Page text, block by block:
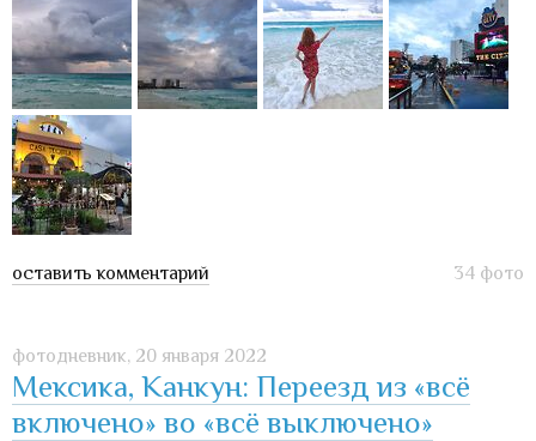
оставить комментарий 34 фото
фотодневник, 20 января 2022
Мексика, Канкун: Переезд из «всё
включено» во «всё выключено»